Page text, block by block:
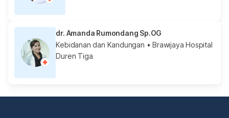
dr. Amanda Rumondang Sp.OG
Kebidanan dan Kandungan • Brawijaya Hospital
Duren Tiga